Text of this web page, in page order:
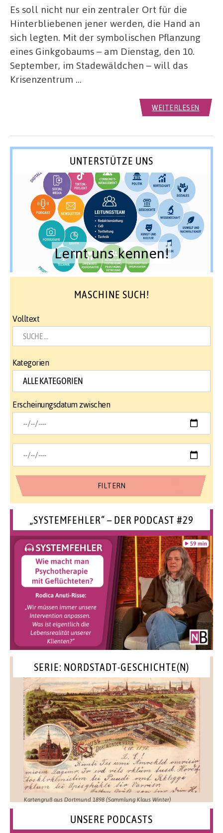
Es soll nicht nur ein zentraler Ort für die
Hinterbliebenen jener werden, die Hand an
sich legten. Mit der symbolischen Pflanzung
eines Ginkgobaums – am Dienstag, den 10.
September, im Stadewäldchen – will das
Krisenzentrum …
WEITERLESEN
UNTERSTÜTZE UNS
Lernt uns kennen!
MASCHINE SUCH!
Volltext
Kategorien
Erscheinungsdatum zwischen
„SYSTEMFEHLER“ – DER PODCAST #29
SERIE: NORDSTADT-GESCHICHTE(N)
Kartengruß aus Dortmund 1898 (Sammlung Klaus Winter)
UNSERE PODCASTS